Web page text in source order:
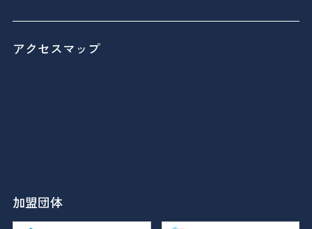
アクセスマップ
加盟団体